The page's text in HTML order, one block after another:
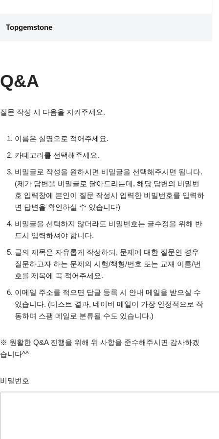
콘
건
너
기
Topgemstone
Q&A
질문 작성 시 다음을 지켜주세요.
이름은 실명으로 적어주세요.
카테고리를 선택해주세요.
비밀글로 작성을 원하시면 비밀글을 선택해주시면 됩니다.
(제가 답변을 비밀글로 달아드리는데, 해당 답변의 비밀번
호 입력창에 본인이 질문 작성시 입력한 비밀번호를 입력하
면 답변을 확인하실 수 있습니다)
비밀글을 선택하지 않더라도 비밀번호는 글수정을 위해 반
드시 입력하셔야 합니다.
글의 제목은 자유롭게 작성하되, 문제에 대한 질문인 경우
질문하고자 하는 문제의 시험/책형/번호 또는 교재 이름/번
호를 제목에 꼭 적어주세요.
이메일 주소를 적으면 답글 등록 시 안내 메일을 받으실 수
있습니다. (테스트 결과, 네이버 메일이 가장 안정적으로 작
동하며 스팸 메일로 분류될 수도 있습니다.)
※ 원활한 Q&A 진행을 위해 위 사항을 준수해주시면 감사하겠
습니다^^
비밀번호